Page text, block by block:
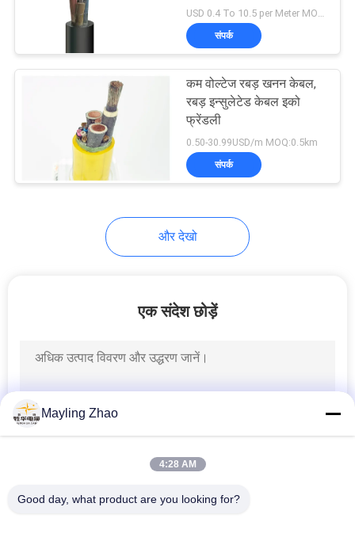
USD 0.4 To 10.5 per Meter MOQ:500 एम
संपर्क
कम वोल्टेज रबड़ खनन केबल,
रबड़ इन्सुलेटेड केबल इको
फ्रेंडली
0.50-30.99USD/m MOQ:0.5km
संपर्क
और देखो
एक संदेश छोड़ें
Mayling Zhao
4:28 AM
Good day, what product are you looking for?